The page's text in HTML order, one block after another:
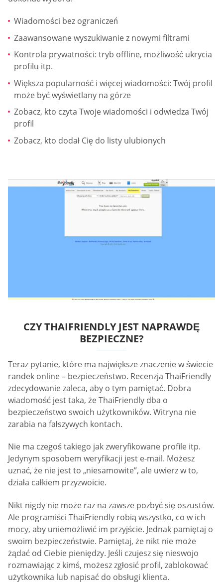
Wiadomości bez ograniczeń
Zaawansowane wyszukiwanie z nowymi filtrami
Kontrola prywatności: tryb offline, możliwość ukrycia
profilu itp.
Większa popularność i więcej wiadomości: Twój profil
może być wyświetlany na górze
Zobacz, kto czyta Twoje wiadomości i odwiedza Twój
profil
Zobacz, kto dodał Cię do listy ulubionych
CZY THAIFRIENDLY JEST NAPRAWDĘ
BEZPIECZNE?
Teraz pytanie, które ma największe znaczenie w świecie
randek online – bezpieczeństwo. Recenzja ThaiFriendly
zdecydowanie zaleca, aby o tym pamiętać. Dobra
wiadomość jest taka, że ThaiFriendly dba o
bezpieczeństwo swoich użytkowników. Witryna nie
zarabia na fałszywych kontach.
Nie ma czegoś takiego jak zweryfikowane profile itp.
Jedynym sposobem weryfikacji jest e-mail. Możesz
uznać, że nie jest to „niesamowite”, ale uwierz w to,
działa całkiem przyzwoicie.
Nikt nigdy nie może raz na zawsze pozbyć się oszustów.
Ale programiści ThaiFriendly robią wszystko, co w ich
mocy, aby uniemożliwić im przyjście. Jednak pamiętaj o
swoim bezpieczeństwie. Pamiętaj, że nikt nie może
żądać od Ciebie pieniędzy. Jeśli czujesz się nieswojo
rozmawiając z kimś, możesz zgłosić profil, zablokować
użytkownika lub napisać do obsługi klienta.